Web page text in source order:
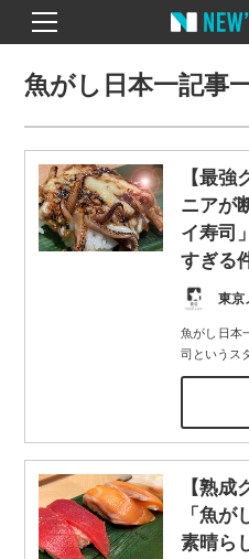
魚がし日本一記事
【最強
ニアが
イ寿司
すぎる
東京
魚がし日本
司というス
【熟成
「魚
素晴ら